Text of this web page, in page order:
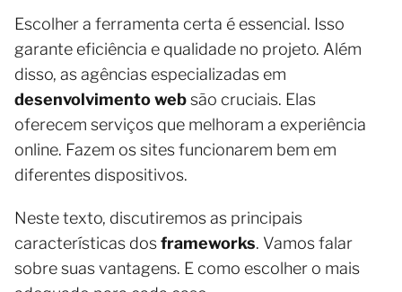
Escolher a ferramenta certa é essencial. Isso
garante eficiência e qualidade no projeto. Além
disso, as agências especializadas em
desenvolvimento websão cruciais. Elas
oferecem serviços que melhoram a experiência
online. Fazem os sites funcionarem bem em
diferentes dispositivos.
Neste texto, discutiremos as principais
características dosframeworks. Vamos falar
sobre suas vantagens. E como escolher o mais